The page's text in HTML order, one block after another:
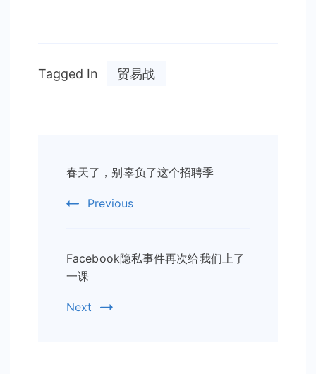
Tagged In 贸易战
Navigation
春天了，别辜负了这个招聘季
Previous
Facebook隐私事件再次给我们上了
一课
Next